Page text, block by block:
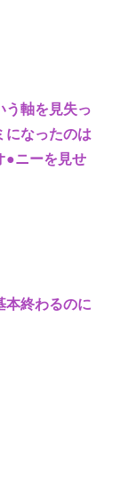
う軸を見失っ
になったのは
●ニーを見せ
本終わるのに